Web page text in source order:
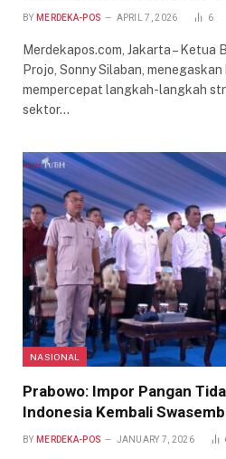
BY MERDEKA-POS APRIL 7, 2026 6
Merdekapos.com, Jakarta – Ketua
Projo, Sonny Silaban,
mempercepat langkah-langkah
sektor…
NASIONAL
Prabowo: Impor Pangan
Indonesia Kembali
BY MERDEKA-POS JANUARY 7, 2026